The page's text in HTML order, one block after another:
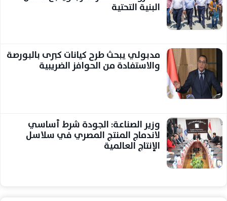
البنية التحتية
مدبولي يبحث طرح كيانات كبرى بالبورصة
والاستفادة من الحوافز الضريبية
وزير الصناعة: الجودة شرط أساسي
لاندماج المنتج المصري في سلاسل
الإنتاج العالمية